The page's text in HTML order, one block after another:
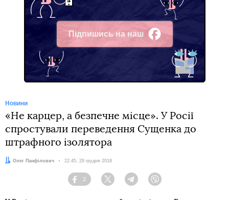
Підпишись на наш
Facebook
Новини
«Не карцер, а безпечне місце». У Росії
спростували переведення Сущенка до
штрафного ізолятора
Автор:
Олег Панфілович Дата:
22:45, 29 грудня 2018
Facebook
2
Twitter TelegramViber